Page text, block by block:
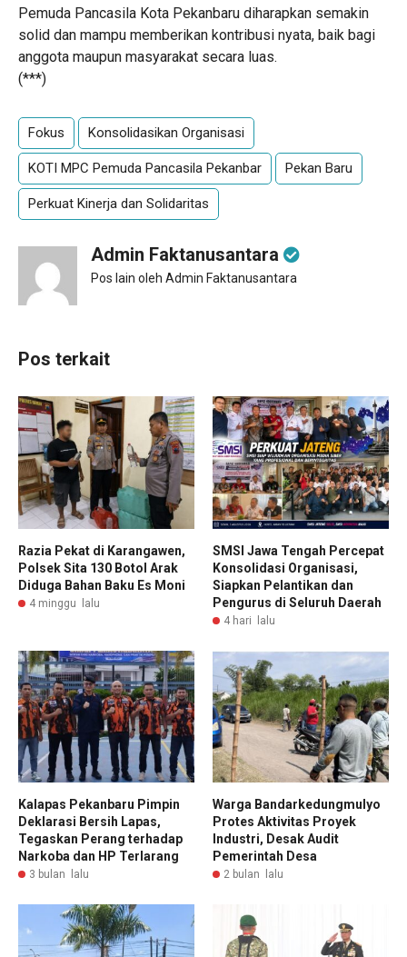
Pemuda Pancasila Kota Pekanbaru diharapkan semakin
solid dan mampu memberikan kontribusi nyata, baik bagi
anggota maupun masyarakat secara luas.
(***)
Fokus Konsolidasikan Organisasi
KOTI MPC Pemuda Pancasila Pekanbar Pekan Baru
Perkuat Kinerja dan Solidaritas
Admin Faktanusantara
Pos lain oleh Admin Faktanusantara
Pos terkait
Razia Pekat di Karangawen,
Polsek Sita 130 Botol Arak
Diduga Bahan Baku Es Moni
4 minggu lalu
SMSI Jawa Tengah Percepat
Konsolidasi Organisasi,
Siapkan Pelantikan dan
Pengurus di Seluruh Daerah
4 hari lalu
Kalapas Pekanbaru Pimpin
Deklarasi Bersih Lapas,
Tegaskan Perang terhadap
Narkoba dan HP Terlarang
3 bulan lalu
Warga Bandarkedungmulyo
Protes Aktivitas Proyek
Industri, Desak Audit
Pemerintah Desa
2 bulan lalu